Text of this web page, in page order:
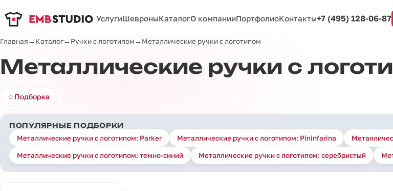
УслугиШевроныКаталогО компанииПортфолиоКонтакты+7 (495) 128-06-87
Главная→ Каталог→ Ручки с логотипом→ Металлические ручки с логотипом
Металлические ручки с
☆Подборка
ПОПУЛЯРНЫЕ ПОДБОРКИ
Металлические ручки с логотипом: Parker Металлические ручки с логотипом: Pininfarina
Металлические ручки с логотипом: темно-синий Металлические ручки с логотипом: серебристый